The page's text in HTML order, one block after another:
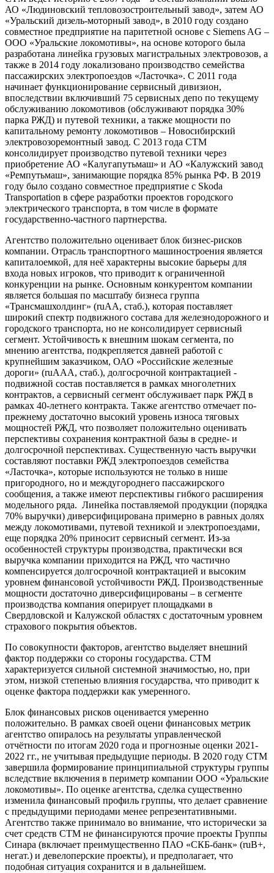
АО «Людиновский тепловозостроительный завод», затем АО
«Уральский дизель-моторный завод», в 2010 году создано
совместное предприятие на паритетной основе с Siemens AG –
ООО «Уральские локомотивы», на основе которого была
разработана линейка грузовых магистральных электровозов, а
также в 2014 году локализовано производство семейства
пассажирских электропоездов «Ласточка». С 2011 года
начинает функционирование сервисный дивизион,
впоследствии включивший 75 сервисных депо по текущему
обслуживанию локомотивов (обслуживают порядка 30%
парка РЖД) и путевой техники, а также мощности по
капитальному ремонту локомотивов – Новосибирский
электровозоремонтный завод. С 2013 года СТМ
консолидирует производство путевой техники через
приобретение АО «Калугапутьмаш» и АО «Калужский завод
«Ремпутьмаш», занимающие порядка 85% рынка РФ. В 2019
году было создано совместное предприятие с Skoda
Transportation в сфере разработки проектов городского
электрического транспорта, в том числе в формате
государственно-частного партнерства.
Агентство положительно оценивает блок бизнес-рисков
компании. Отрасль транспортного машиностроения является
капиталоемкой, для неё характерны высокие барьеры для
входа новых игроков, что приводит к ограниченной
конкуренции на рынке. Основным конкурентом компании
является большая по масштабу бизнеса группа
«Трансмашхолдинг» (ruAA, стаб.), которая поставляет
широкий спектр подвижного состава для железнодорожного и
городского транспорта, но не консолидирует сервисный
сегмент. Устойчивость к внешним шокам сегмента, по
мнению агентства, подкрепляется давней работой с
крупнейшим заказчиком, ОАО «Российские железные
дороги» (ruAAA, стаб.), долгосрочной контрактацией -
подвижной состав поставляется в рамках многолетних
контрактов, а сервисный сегмент обслуживает парк РЖД в
рамках 40-летнего контракта. Также агентство отмечает по-
прежнему достаточно высокий уровень износа тяговых
мощностей РЖД, что позволяет положительно оценивать
перспективы сохранения контрактной базы в средне- и
долгосрочной перспективах. Существенную часть выручки
составляют поставки РЖД электропоездов семейства
«Ласточка», которые используются не только в нише
пригородного, но и междугороднего пассажирского
сообщения, а также имеют перспективы гибкого расширения
модельного ряда. Линейка поставляемой продукции (порядка
70% выручки) диверсифицирована примерно в равных долях
между локомотивами, путевой техникой и электропоездами,
еще порядка 20% приносит сервисный сегмент. Из-за
особенностей структуры производства, практически вся
выручка компании приходится на РЖД, что частично
компенсируется долгосрочной контрактацией и высоким
уровнем финансовой устойчивости РЖД. Производственные
мощности достаточно диверсифицированы – в сегменте
производства компания оперирует площадками в
Свердловской и Калужской областях с достаточным уровнем
страхового покрытия объектов.
По совокупности факторов, агентство выделяет внешний
фактор поддержки со стороны государства. СТМ
характеризуется сильной системной значимостью, но, при
этом, низкой степенью влияния государства, что приводит к
оценке фактора поддержки как умеренного.
Блок финансовых рисков оценивается умеренно
положительно. В рамках своей оцени финансовых метрик
агентство опиралось на результаты управленческой
отчётности по итогам 2020 года и прогнозные оценки 2021-
2022 гг., не учитывая предыдущие периоды. В 2020 году СТМ
завершила формирование принципиальной структуры группы
вследствие включения в периметр компании ООО «Уральские
локомотивы». По оценке агентства, сделка существенно
изменила финансовый профиль группы, что делает сравнение
с предыдущими периодами менее репрезентативными.
Агентство также принимало во внимание, что исторически за
счет средств СТМ не финансируются прочие проекты Группы
Синара (включает преимущественно ПАО «СКБ-банк» (ruB+,
негат.) и девелоперские проекты), и предполагает, что
подобная ситуация сохранится и в дальнейшем.